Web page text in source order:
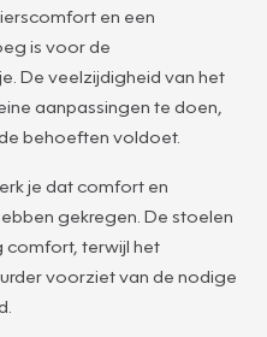
en een
is voor de
De veelzijdigheid van het
aanpassingen te doen,
behoeften voldoet.
je dat comfort en
gekregen. De stoelen
comfort, terwijl het
voorziet van de nodige